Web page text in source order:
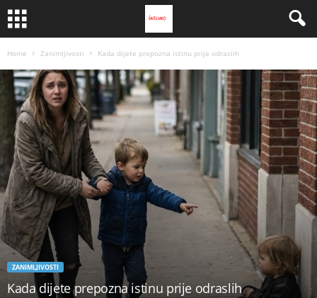
Home Zanimljivosti Kada dijete prepozna istinu prije odraslih
ZANIMLJIVOSTI
Kada dijete prepozna istinu prije odraslih